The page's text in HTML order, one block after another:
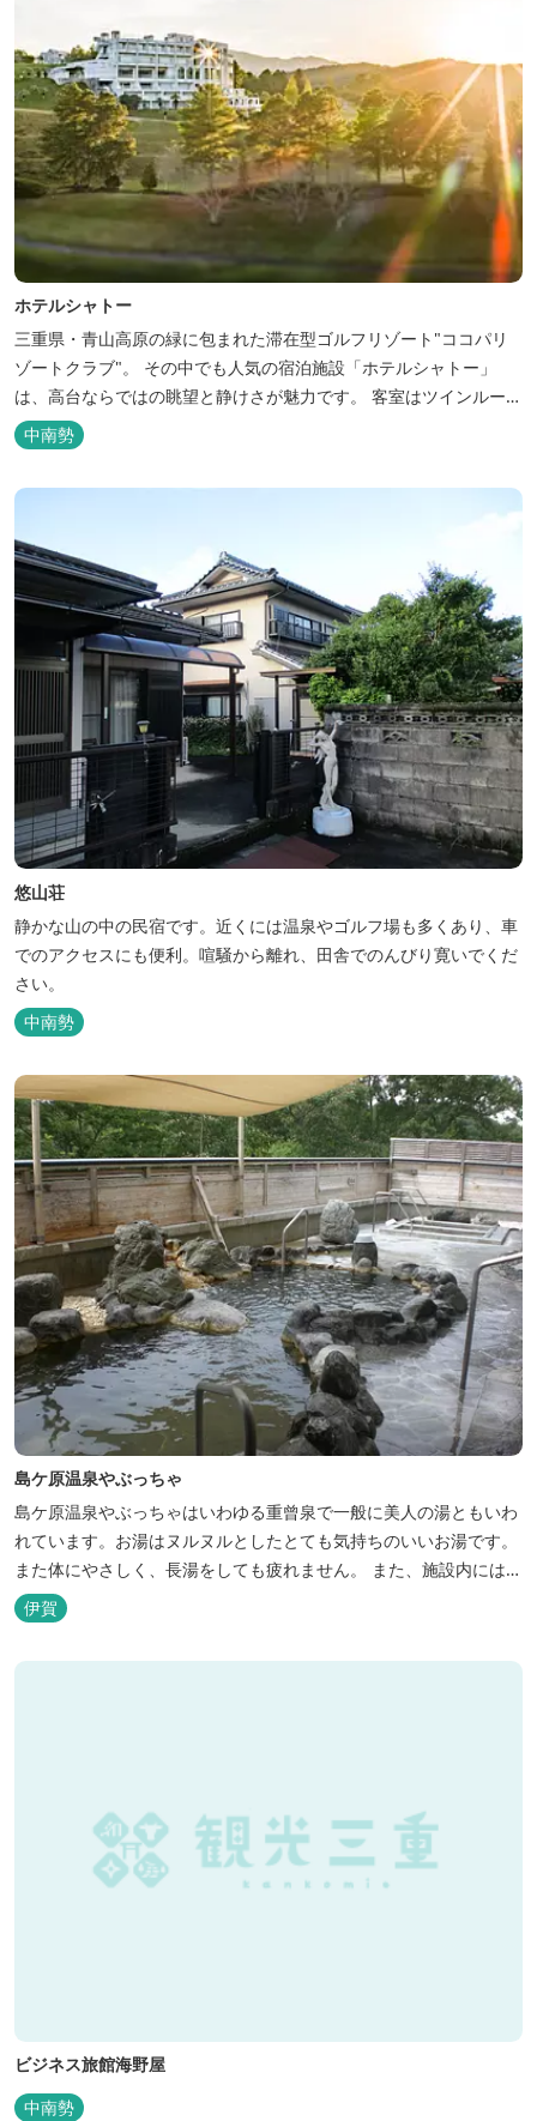
ホテルシャトー
三重県・青山高原の緑に包まれた滞在型ゴルフリゾート"ココパリ
ゾートクラブ"。 その中でも人気の宿泊施設「ホテルシャトー」
は、高台ならではの眺望と静けさが魅力です。 客室はツインルーム
から4〜6名で泊まれる和洋室まで幅広く、旅のスタイルに合わせて
選べます。 天然温泉の大浴場・露天風呂、ロウリュ式サウナで体を
整えた後は、和食や焼肉など、気分で選べる夕食をゆったりと。 翌
中南勢
悠山荘
静かな山の中の民宿です。近くには温泉やゴルフ場も多くあり、車
でのアクセスにも便利。喧騒から離れ、田舎でのんびり寛いでくだ
さい。
中南勢
島ケ原温泉やぶっちゃ
島ケ原温泉やぶっちゃはいわゆる重曾泉で一般に美人の湯ともいわ
れています。お湯はヌルヌルとしたとても気持ちのいいお湯です。
また体にやさしく、長湯をしても疲れません。 また、施設内にはオ
ートキャンプ場、デイキャンプ場、テニスコート、水遊び場（夏季
限定）、こんにゃくやパン作りの体験できる工房などがあります。
伊賀
ビジネス旅館海野屋
中南勢